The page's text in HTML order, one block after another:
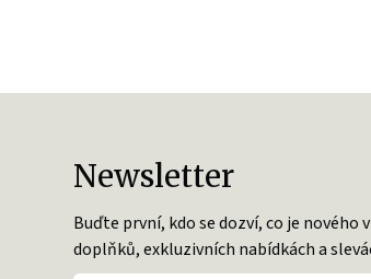
Newsletter
Buďte první, kdo se dozví, co je
doplňků, exkluzivních nabídkách a